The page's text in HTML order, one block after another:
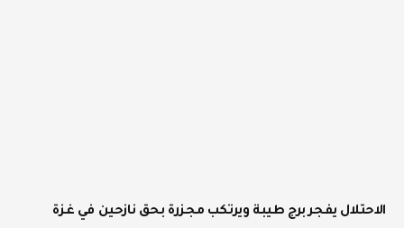
الاحتلال يفجر برج طيبة ويرتكب مجزرة بحق نازحين في غزة